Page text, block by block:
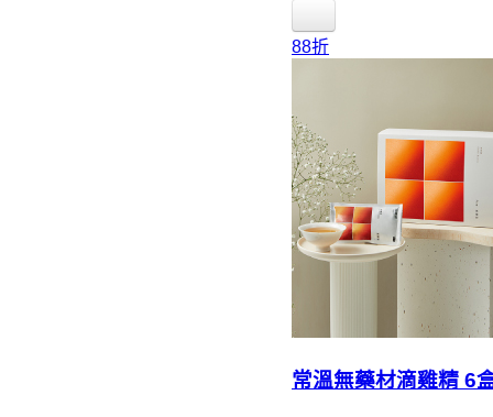
88折
常溫無藥材滴雞精 6